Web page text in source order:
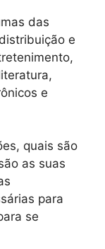
das
e
e
quais são
as suas
para
se